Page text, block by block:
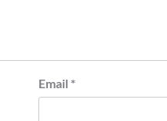
Email *